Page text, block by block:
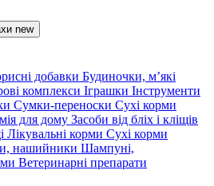
new
добавки Будиночки, м’які
комплекси Іграшки Інструменти
Сумки-переноски Сухі корми
для дому Засоби від бліх і кліщів
Лікувальні корми Сухі корми
нашийники Шампуні,
Ветеринарні препарати